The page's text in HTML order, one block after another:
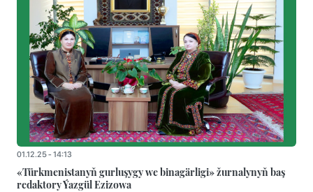
01.12.25 - 14:13
«Türkmenistanyň gurluşygy we binagärligi» žurnalynyň baş
redaktory Ýazgül Ezizowa